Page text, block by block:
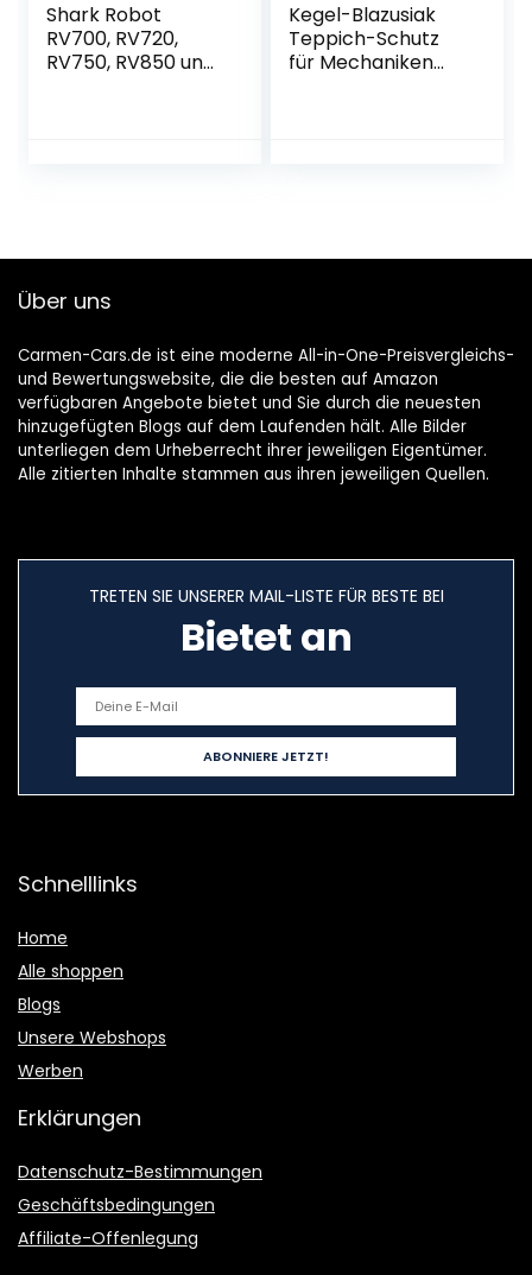
Shark Robot
RV700, RV720,
RV750, RV850 und
Kegel-Blazusiak
Teppich-Schutz
für Mechaniken
Über uns
Carmen-Cars.de ist eine moderne All-in-One-Preisvergleichs-
und Bewertungswebsite, die die besten auf Amazon
verfügbaren Angebote bietet und Sie durch die neuesten
hinzugefügten Blogs auf dem Laufenden hält. Alle Bilder
unterliegen dem Urheberrecht ihrer jeweiligen Eigentümer.
Alle zitierten Inhalte stammen aus ihren jeweiligen Quellen.
TRETEN SIE UNSERER MAIL-LISTE FÜR BESTE BEI
Bietet an
Schnelllinks
Home
Alle shoppen
Blogs
Unsere Webshops
Werben
Erklärungen
Datenschutz-Bestimmungen
Geschäftsbedingungen
Affiliate-Offenlegung